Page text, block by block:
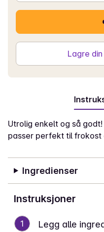
Lagre
Utrolig enkelt og så
passer perfekt til frokost
Ingredienser
Instruksjoner
1
Legg alle